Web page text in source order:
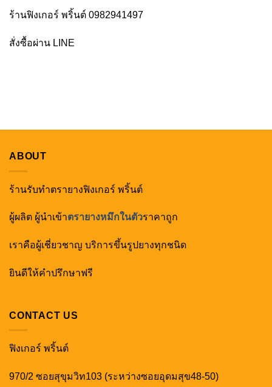
ร้านฟิงเกอร์ พริ้นต์ 0982941497
สั่งซื้อผ่าน LINE
ABOUT
ร้านรับทำตรายางฟิงเกอร์ พริ้นต์
ผู้ผลิต ผู้นำเข้าตรายางหมึกในตัวราคาถูก
เราคือผู้เชี่ยวชาญ บริการขึ้นรูปยางทุกชนิด
ยินดีให้คำปรึกษาฟรี
CONTACT US
ฟิงเกอร์ พริ้นต์
970/2 ซอยสุขุมวิท103 (ระหว่างซอยอุดมสุข48-50)